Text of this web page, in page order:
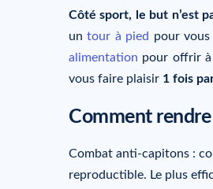
Côté sport, le but n’est
untour à pied pour vous
alimentation pour offrir
vous faire plaisir 1 fois
Comment
Combat anti-capitons :
reproductible. Le plus